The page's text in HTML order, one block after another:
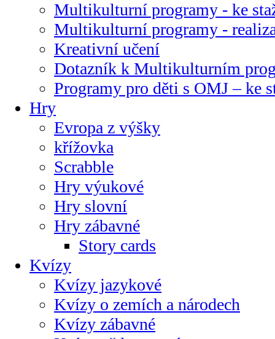
Multikulturní programy - ke
Multikulturní programy -
Kreativní učení
Dotazník k Multikulturním
Programy pro děti s OMJ – ke
Hry
Evropa z výšky
křížovka
Scrabble
Hry výukové
Hry slovní
Hry zábavné
Story cards
Kvízy
Kvízy jazykové
Kvízy o zemích a národech
Kvízy zábavné